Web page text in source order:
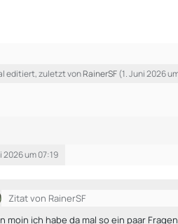
editiert, zuletzt vonRainerSF(1. Juni 2026
2026 um 07:19
Zitat von RainerSF
moin ich habe da mal so ein paar Fragen